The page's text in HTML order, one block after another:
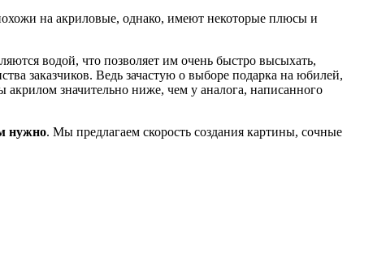
на акриловые, однако, имеют некоторые плюсы и
водой, что позволяет им очень быстро высыхать,
заказчиков. Ведь зачастую о выборе подарка на юбилей,
значительно ниже, чем у аналога, написанного
нужно. Мы предлагаем скорость создания картины, сочные